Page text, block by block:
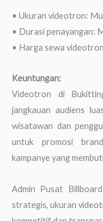
• Ukuran videotron:
• Durasi penayangan:
• Harga sewa
Keuntungan:
Videotron di
jangkauan audiens
wisatawan dan
untuk promosi
kampanye yang
Admin Pusat
strategis, ukuran